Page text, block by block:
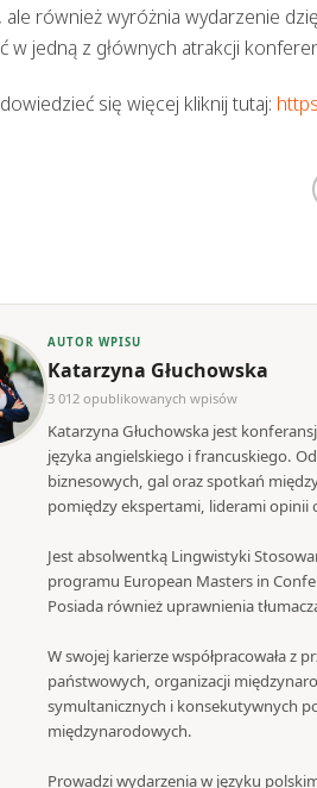
ale również wyróżnia wydarzenie
w jedną z głównych atrakcji
się więcej kliknij tutaj:
AUTOR WPISU
Katarzyna Głuchowska
3 012 opublikowanych wpisów
Katarzyna Głuchowska jest
języka angielskiego i francuskiego.
biznesowych, gal oraz spotkań
pomiędzy ekspertami, liderami opinii
Jest absolwentką Lingwistyki
programu European Masters in
Posiada również uprawnienia
W swojej karierze współpracowała
państwowych, organizacji
symultanicznych i konsekutywnych
międzynarodowych.
Prowadzi wydarzenia w języku